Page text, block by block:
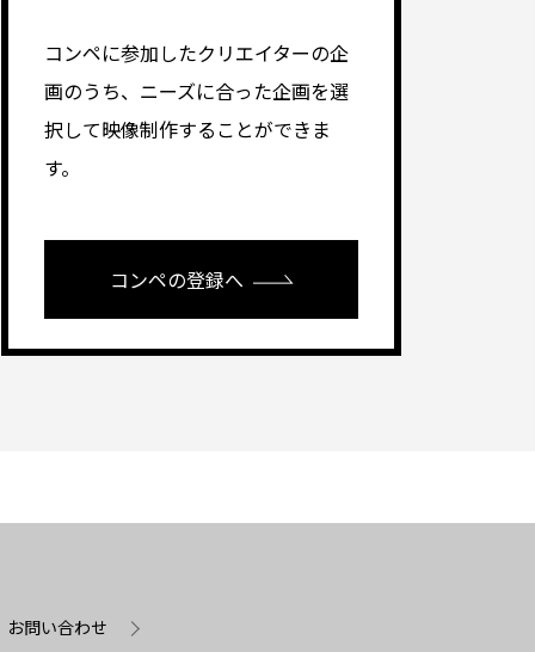
コンペに参加したクリエイターの企
画のうち、ニーズに合った企画を選
択して映像制作することができま
す。
コンペの登録へ
お問い合わせ